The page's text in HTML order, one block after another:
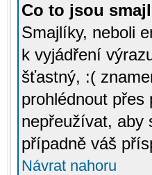
Co to jsou
Smajlíky, neboli
k vyjádření
šťastný, :(
prohlédnout
nepřeužívat, aby
případně váš
Návrat nahoru